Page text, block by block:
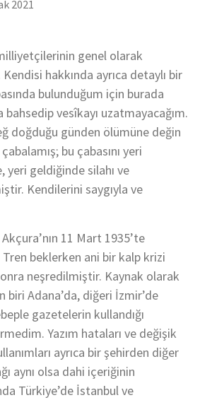
2021
genel olarak
Kendisi hakkında ayrıca detaylı bir
bulunduğum için burada
bahsedip vesîkayı uzatmayacağım.
doğduğu günden ölümüne değin
bu çabasını yeri
yeri geldiğinde silahı ve
Kendilerini saygıyla ve
11 Mart 1935’te
Tren beklerken ani bir kalp krizi
neşredilmiştir. Kaynak olarak
biri Adana’da, diğeri İzmir’de
gazetelerin kullandığı
Yazım hataları ve değişik
ayrıca bir şehirden diğer
aynı olsa dahi içeriğinin
Türkiye’de İstanbul ve